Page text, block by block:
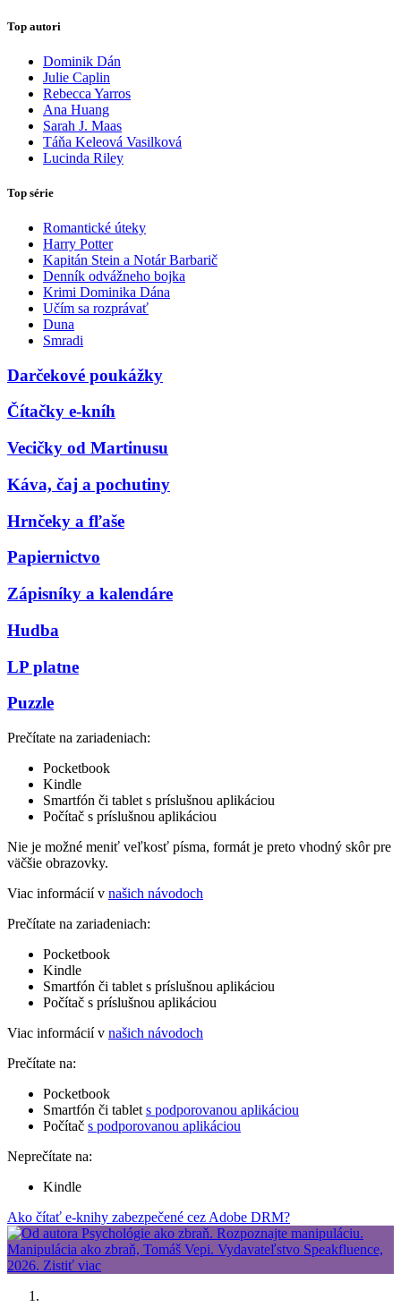
Top autori
Dominik Dán
Julie Caplin
Rebecca Yarros
Ana Huang
Sarah J. Maas
Táňa Keleová Vasilková
Lucinda Riley
Top série
Romantické úteky
Harry Potter
Kapitán Stein a Notár Barbarič
Denník odvážneho bojka
Krimi Dominika Dána
Učím sa rozprávať
Duna
Smradi
Darčekové poukážky
Čítačky e-kníh
Vecičky od Martinusu
Káva, čaj a pochutiny
Hrnčeky a fľaše
Papiernictvo
Zápisníky a kalendáre
Hudba
LP platne
Puzzle
Prečítate na zariadeniach:
Pocketbook
Kindle
Smartfón či tablet s príslušnou aplikáciou
Počítač s príslušnou aplikáciou
Nie je možné meniť veľkosť písma, formát je preto vhodný skôr pre
väčšie obrazovky.
Viac informácií v našich návodoch
Prečítate na zariadeniach:
Pocketbook
Kindle
Smartfón či tablet s príslušnou aplikáciou
Počítač s príslušnou aplikáciou
Viac informácií v našich návodoch
Prečítate na:
Pocketbook
Smartfón či tablet s podporovanou aplikáciou
Počítač s podporovanou aplikáciou
Neprečítate na:
Kindle
Ako čítať e-knihy zabezpečené cez Adobe DRM?